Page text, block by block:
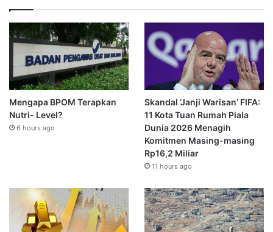
Mengapa BPOM Terapkan
Nutri- Level?
6 hours ago
Skandal ‘Janji Warisan’ FIFA:
11 Kota Tuan Rumah Piala
Dunia 2026 Menagih
Komitmen Masing-masing
Rp16,2 Miliar
11 hours ago